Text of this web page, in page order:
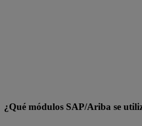
¿Qué módulos SAP/Ariba se